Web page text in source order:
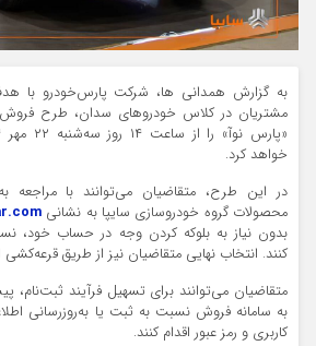
به گزارش همدانی ها، شرکت پارس‌خودرو با
مشتریان در کلاس خودروهای سدان، طرح فروش
خواهد کرد.
در این طرح، متقاضیان می‌توانند با مراجعه
محصولات گروه خودروسازی سایپا به نشانی
بدون نیاز به بلوکه کردن وجه در حساب خود،
کنند. انتخاب نهایی متقاضیان نیز از طریق
متقاضیان می‌توانند برای تسهیل فرآیند ثبت‌نام،
به سامانه فروش نسبت به ثبت یا به‌روزرسانی
کاربری و رمز عبور اقدام کنند.